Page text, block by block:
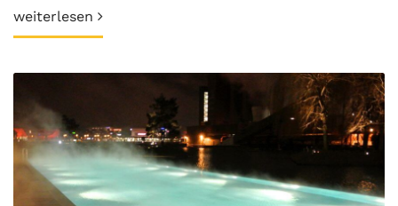
weiterlesen